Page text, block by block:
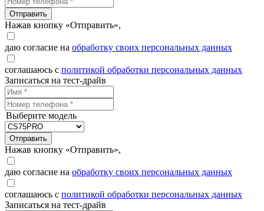
Отправить
Нажав кнопку «Отправить»,
даю согласие на обработку своих персональных данных
соглашаюсь с политикой обработки персональных данных
Записаться на тест-драйв
Выберите модель
Отправить
Нажав кнопку «Отправить»,
даю согласие на обработку своих персональных данных
соглашаюсь с политикой обработки персональных данных
Записаться на тест-драйв